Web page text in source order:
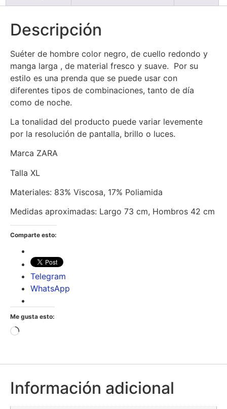
Descripción
Suéter de hombre color negro, de cuello redondo y
manga larga , de material fresco y suave. Por su
estilo es una prenda que se puede usar con
diferentes tipos de combinaciones, tanto de día
como de noche.
La tonalidad del producto puede variar levemente
por la resolución de pantalla, brillo o luces.
Marca ZARA
Talla XL
Materiales: 83% Viscosa, 17% Poliamida
Medidas aproximadas: Largo 73 cm, Hombros 42 cm
Comparte esto:
Telegram
WhatsApp
Me gusta esto:
Información adicional